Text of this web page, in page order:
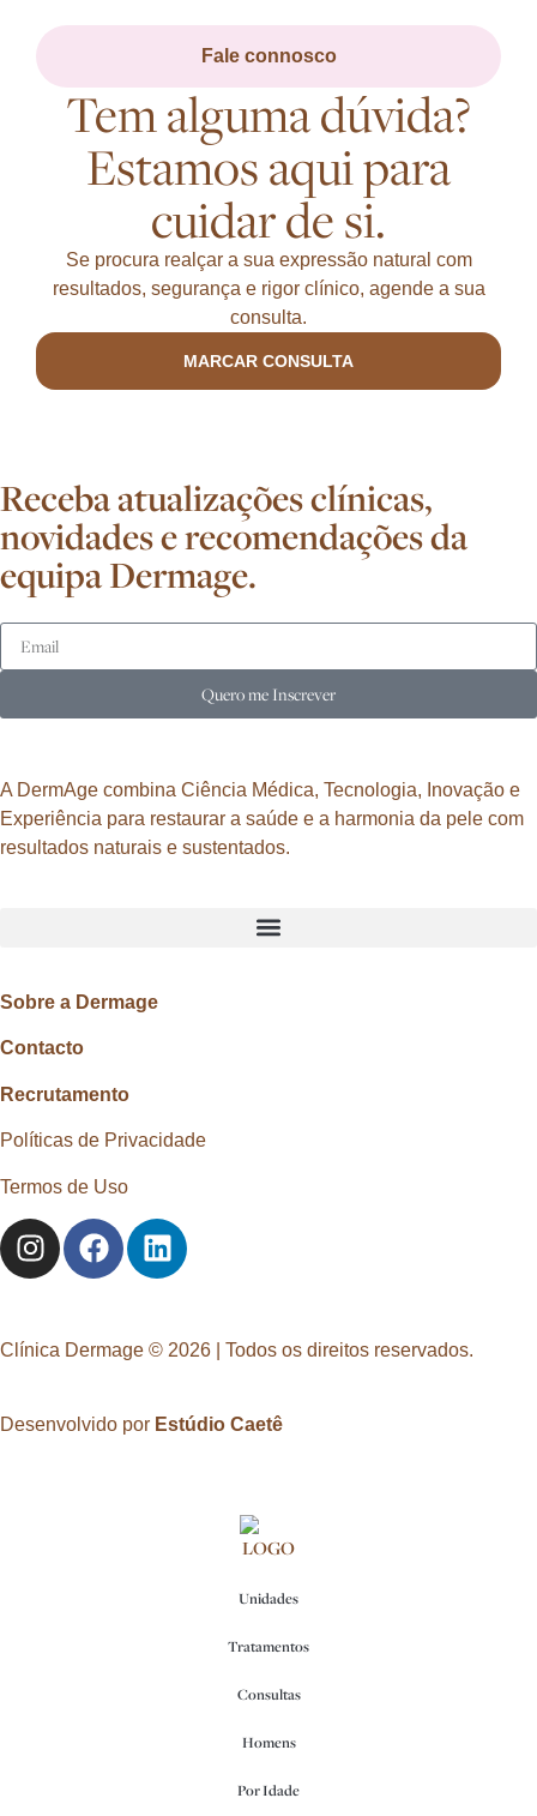
Fale connosco
Tem alguma dúvida?
Estamos aqui para
cuidar de si.
Se procura realçar a sua expressão natural com
resultados, segurança e rigor clínico, agende a sua
consulta.
MARCAR CONSULTA
Receba atualizações clínicas,
novidades e recomendações da
equipa Dermage.
Quero me Inscrever
A DermAge combina Ciência Médica, Tecnologia, Inovação e
Experiência para restaurar a saúde e a harmonia da pele com
resultados naturais e sustentados.
Sobre a Dermage
Contacto
Recrutamento
Políticas de Privacidade
Termos de Uso
Clínica Dermage © 2026 | Todos os direitos reservados.
Desenvolvido por Estúdio Caetê
Unidades
Tratamentos
Consultas
Homens
Por Idade